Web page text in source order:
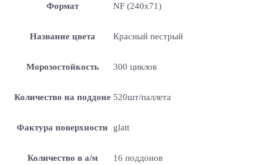
Формат NF (240х71)
Название цвета Красный пестрый
Морозостойкость 300 циклов
Количество на поддоне 520шт/паллета
Фактура поверхности glatt
Количество в а/м 16 поддонов